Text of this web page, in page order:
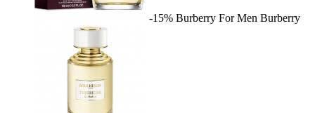
-15% Burberry For Men Burberry